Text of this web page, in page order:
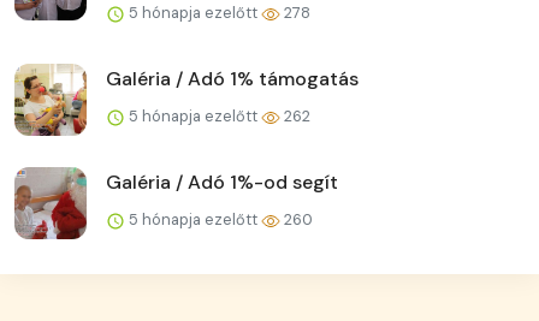
5 hónapja ezelőtt 278
Galéria / Adó 1% támogatás
5 hónapja ezelőtt 262
Galéria / Adó 1%-od segít
5 hónapja ezelőtt 260